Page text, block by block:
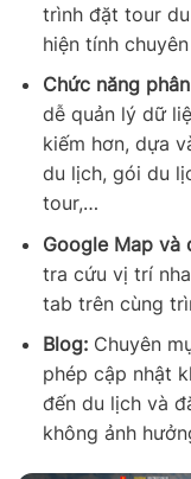
trình đặt tour
hiện tính
Chức năng
dễ quản lý dữ
kiếm hơn, dựa
du lịch, gói du
tour,…
Google Map và
tra cứu vị trí
tab trên cùng
Blog:Chuyên
phép cập nhật
đến du lịch và
không ảnh